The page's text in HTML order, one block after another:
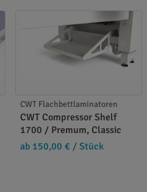
CWT Flachbettlaminatoren
CWT Compressor Shelf
1700 / Premum, Classic
ab 150,00 € / Stück